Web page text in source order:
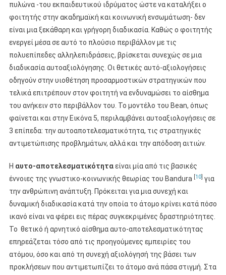
πυλώνα -του εκπαιδευτικού ιδρύματος ώστε να καταλήξει ο
φοιτητής στην ακαδημαϊκή και κοινωνική ενσωμάτωση- δεν
είναι μια ξεκάθαρη και γρήγορη διαδικασία. Καθώς ο φοιτητής
ενεργεί μέσα σε αυτό το πλούσιο περιβάλλον με τις
πολυεπίπεδες αλληλεπιδράσεις, βρίσκεται συνεχώς σε μια
διαδικασία αυτοαξιολόγησης. Οι θετικές αυτό-αξιολογήσεις
οδηγούν στην υιοθέτηση προσαρμοστικών στρατηγικών που
τελικά επιτρέπουν στον φοιτητή να ενδυναμώσει το αίσθημα
του ανήκειν στο περιβάλλον του. Το μοντέλο του Bean, όπως
φαίνεται και στην Εικόνα 5, περιλαμβάνει αυτοαξιολογήσεις σε
3 επίπεδα: την αυτοαποτελεσματικότητα, τις στρατηγικές
αντιμετώπισης προβλημάτων, αλλά και την απόδοση αιτιών.
Η αυτο-αποτελεσματικότηταείναι μία από τις βασικές
έννοιες της γνωστικο-κοινωνικής θεωρίας του Bandura [10] για
την ανθρώπινη ανάπτυξη. Πρόκειται για μια συνεχή και
δυναμική διαδικασία κατά την οποία το άτομο κρίνει κατά πόσο
ικανό είναι να φέρει εις πέρας συγκεκριμένες δραστηριότητες.
Το θετικό ή αρνητικό αίσθημα αυτο-αποτελεσματικότητας
επηρεάζεται τόσο από τις προηγούμενες εμπειρίες του
ατόμου, όσο και από τη συνεχή αξιολόγησή της βάσει των
προκλήσεων που αντιμετωπίζει το άτομο ανά πάσα στιγμή. Στα